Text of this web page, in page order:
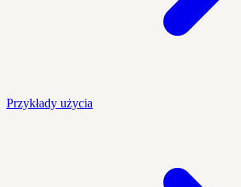
Przykłady użycia